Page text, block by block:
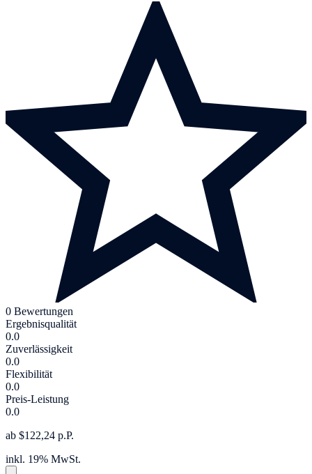
0 Bewertungen
Ergebnisqualität
0.0
Zuverlässigkeit
0.0
Flexibilität
0.0
Preis-Leistung
0.0
ab $122,24 p.P.
inkl. 19% MwSt.